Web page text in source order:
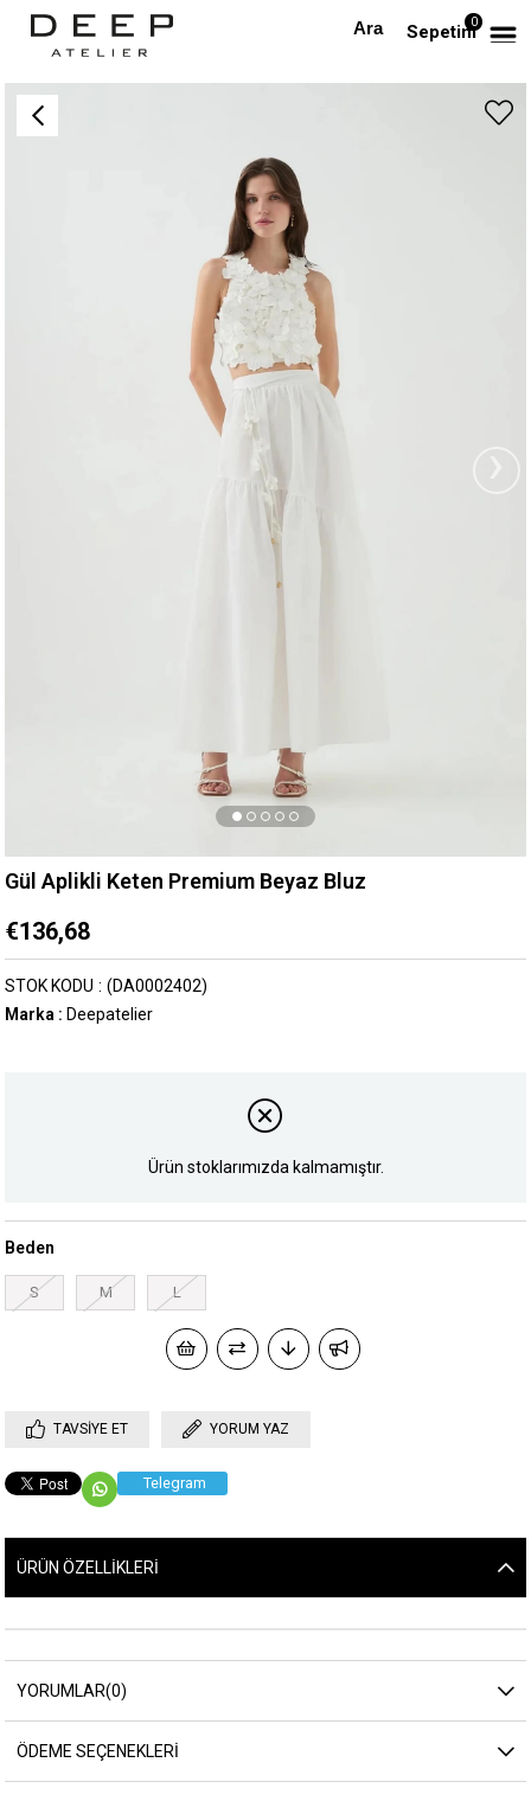
Sepetim0
Anasayfa PREMIUM Gül Aplikli Keten Premium Beyaz Bluz
Gül Aplikli Keten Premium Beyaz Bluz
€136,68
(DA0002402)
STOK KODU
Marka : Deepatelier
Ürün stoklarımızda kalmamıştır.
Beden
S M L
TAVSIYE ET YORUM YAZ
Telegram
ÜRÜN ÖZELLIKLERI
YORUMLAR(0)
ÖDEME SEÇENEKLERI